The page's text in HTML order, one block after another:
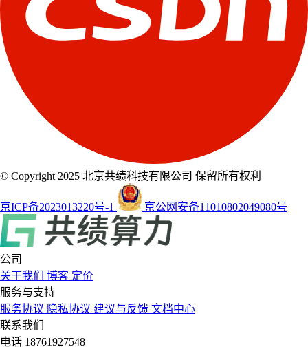
© Copyright 2025 北京共绩科技有限公司 保留所有权利
京ICP备2023013220号-1 京公网安备11010802049080号
公司
关于我们 博客 定价
服务与支持
服务协议 隐私协议 建议与反馈 文档中心
联系我们
电话 18761927548